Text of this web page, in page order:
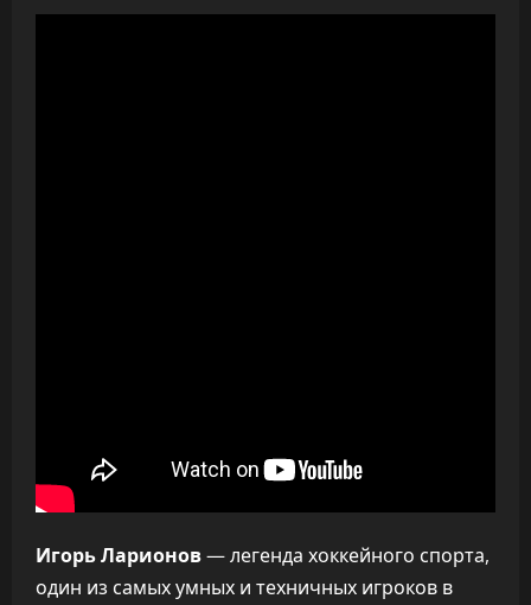
Игорь Ларионов— легенда хоккейного спорта,
один из самых умных и техничных игроков в